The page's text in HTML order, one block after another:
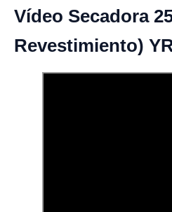
Vídeo Secadora
Revestimiento)